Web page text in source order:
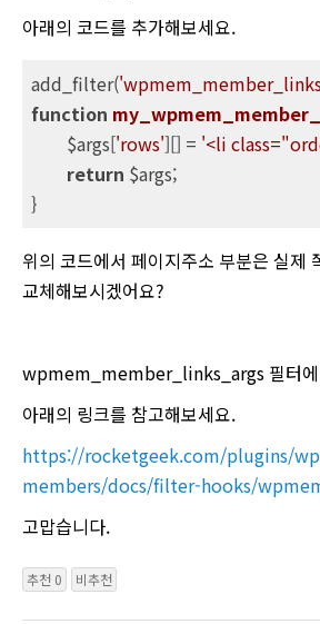
아래의 코드를 추가해보세요.
add_filter(
function
	$args[
'rows'][] = '<li
return $args;
}
위의 코드에서 페이지주소 부분은 실제
교체해보시겠어요?
wpmem_member_links_args 필터에
아래의 링크를 참고해보세요.
https://rocketgeek.com/plugins/
members/docs/filter-hooks/
고맙습니다.
추천 0 비추천